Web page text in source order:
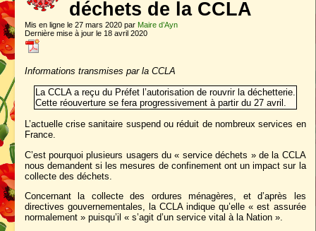
déchets de la CCLA
Mis en ligne le 27 mars 2020 par Maire d’Ayn
Dernière mise à jour le 18 avril 2020
Informations transmises par la CCLA
La CCLA a reçu du Préfet l’autorisation de rouvrir la déchetterie.
Cette réouverture se fera progressivement à partir du 27 avril.
L’actuelle crise sanitaire suspend ou réduit de nombreux services en
France.
C’est pourquoi plusieurs usagers du « service déchets » de la CCLA
nous demandent si les mesures de confinement ont un impact sur la
collecte des déchets.
Concernant la collecte des ordures ménagères, et d’après les
directives gouvernementales, la CCLA indique qu’elle « est assurée
normalement » puisqu’il « s’agit d’un service vital à la Nation ».